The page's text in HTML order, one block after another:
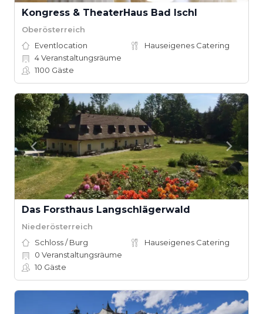
Kongress & TheaterHaus Bad Ischl
Oberösterreich
Eventlocation
Hauseigenes Catering
4Veranstaltungsräume
1100 Gäste
Das Forsthaus Langschlägerwald
Niederösterreich
Schloss / Burg
Hauseigenes Catering
0 Veranstaltungsräume
10 Gäste